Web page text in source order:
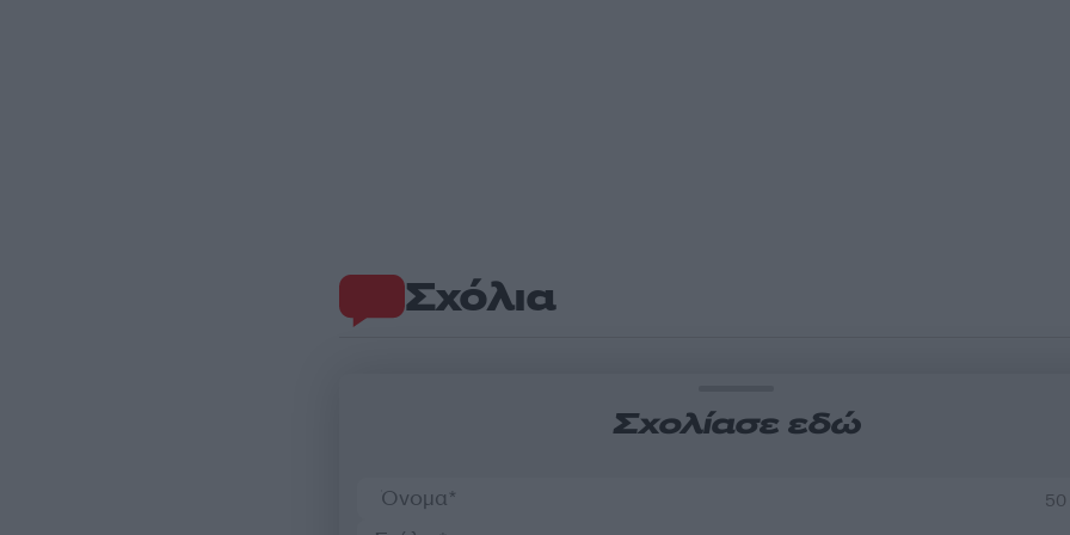
Σχόλια
Σχολίασε εδώ